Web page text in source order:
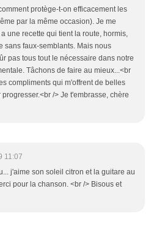
protège-t-on efficacement les
par la même occasion). Je me
une recette qui tient la route, hormis,
sans faux-semblants. Mais nous
pas tous tout le nécessaire dans notre
Tâchons de faire au mieux...<br
compliments qui m'offrent de belles
/> Je t'embrasse, chère
11:07
j'aime son soleil citron et la guitare au
pour la chanson. <br /> Bisous et